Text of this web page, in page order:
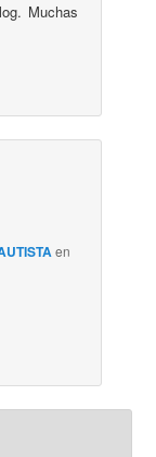
Muchas
en